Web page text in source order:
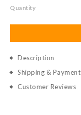
Quantity
Description
Shipping & Payment
Customer Reviews